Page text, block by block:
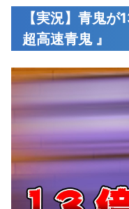
【実況】青鬼
超高速青鬼 』